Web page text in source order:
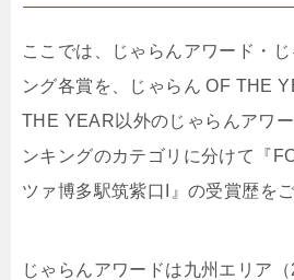
ここでは、じゃらんアワード・
ング各賞を、じゃらん OF THE
THE YEAR以外のじゃらんアワ
ンキングのカテゴリに分けて『
ツァ博多駅筑紫口I』の受賞歴を
じゃらんアワードは九州エリア